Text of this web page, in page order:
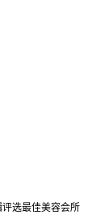
选最佳美容会所